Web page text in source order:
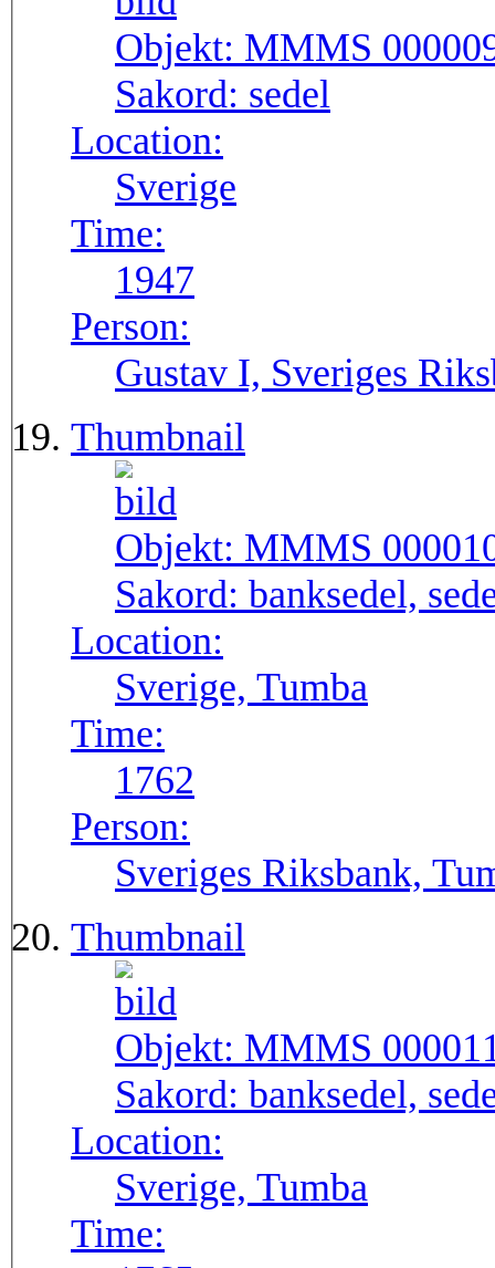
Objekt: MMMS
Sakord: sedel
Location:
Sverige
Time:
1947
Person:
Gustav I, Sveriges
Thumbnail
Objekt: MMMS
Sakord: banksedel,
Location:
Sverige, Tumba
Time:
1762
Person:
Sveriges Riksbank,
Thumbnail
Objekt: MMMS
Sakord: banksedel,
Location:
Sverige, Tumba
Time: